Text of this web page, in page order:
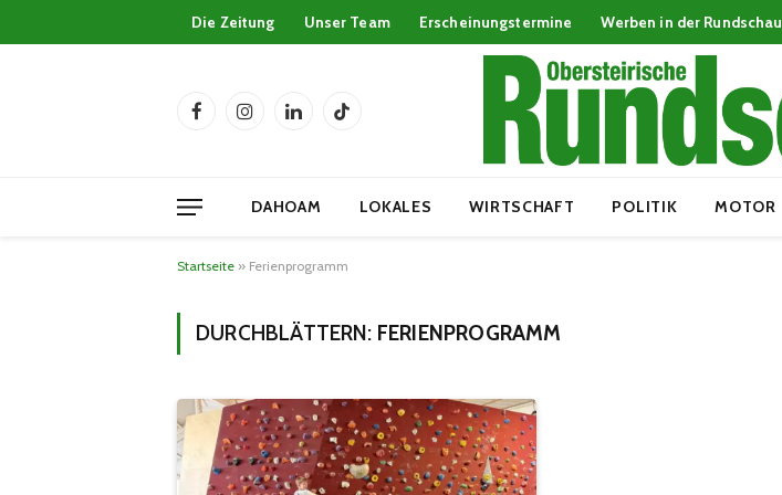
Die Zeitung Unser Team Erscheinungstermine Werben in der Rundschau
FacebookInstagramLinkedInTikTok
DAHOAM LOKALES WIRTSCHAFT POLITIK MOTOR
Startseite » Ferienprogramm
DURCHBLÄTTERN: FERIENPROGRAMM